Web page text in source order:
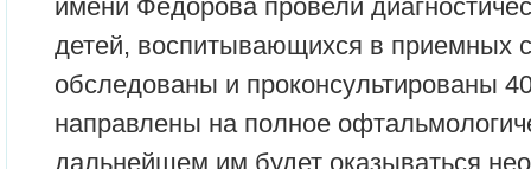
имени Фёдорова провели
детей, воспитывающихся в приемных
обследованы и проконсультированы
направлены на полное
дальнейшем им будет оказываться